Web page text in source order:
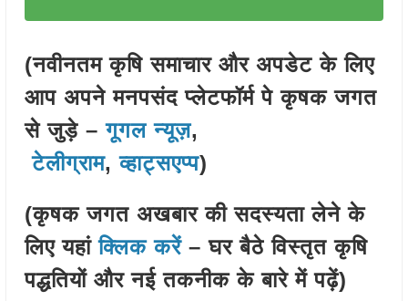
(नवीनतम कृषि समाचार और अपडेट के लिए
आप अपने मनपसंद प्लेटफॉर्म पे कृषक जगत
से जुड़े – गूगल न्यूज़,
टेलीग्राम,व्हाट्सएप्प)
(कृषक जगत अखबार की सदस्यता लेने के
लिए यहांक्लिक करें– घर बैठे विस्तृत कृषि
पद्धतियों और नई तकनीक के बारे में पढ़ें)